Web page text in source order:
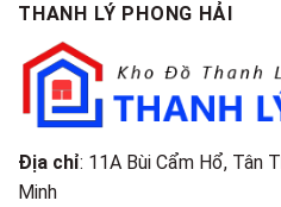
THANH LÝ PHONG HẢI
Địa chỉ: 11A Bùi Cẩm Hổ, Tân
Minh